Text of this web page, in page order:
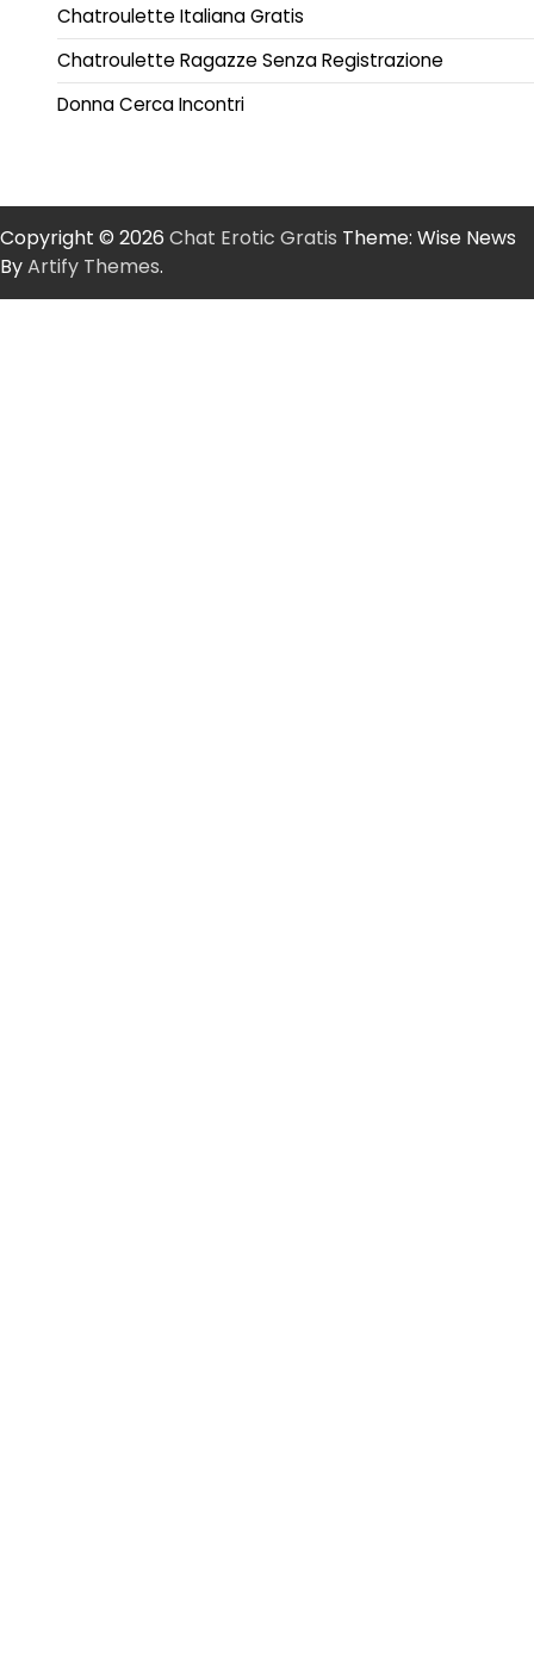
Chatroulette Italiana Gratis
Chatroulette Ragazze Senza Registrazione
Donna Cerca Incontri
Copyright © 2026 Chat Erotic Gratis Theme: Wise News
ByArtify Themes.